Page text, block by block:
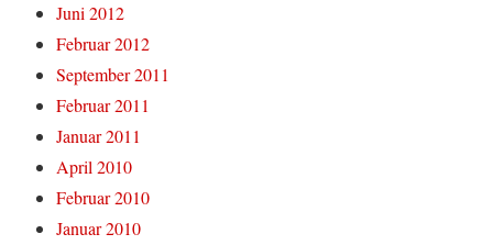
Juni 2012
Februar 2012
September 2011
Februar 2011
Januar 2011
April 2010
Februar 2010
Januar 2010